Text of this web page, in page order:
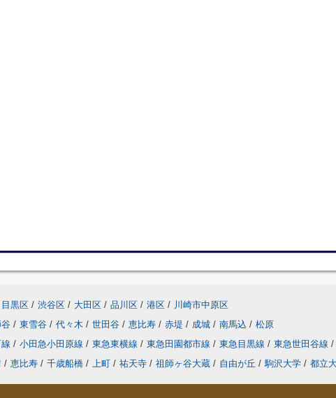
目黒区 / 渋谷区 / 大田区 / 品川区 / 港区 / 川崎市中原区
/ 東雪谷 / 代々木 / 世田谷 / 恵比寿 / 赤堤 / 成城 / 南馬込 / 松原
/ 小田急小田原線 / 東急東横線 / 東急田園都市線 / 東急目黒線 / 東急世田谷線 /
/ 恵比寿 / 千歳船橋 / 上町 / 祐天寺 / 祖師ヶ谷大蔵 / 自由が丘 / 駒沢大学 / 都立